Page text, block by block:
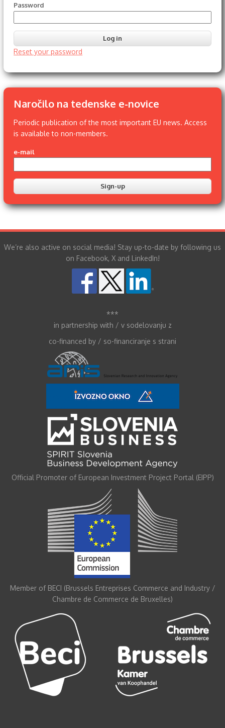
Password
Reset your password
Naročilo na tedenske e-novice
Periodic publication of the most important EU news. Access
is available to non-members.
e-mail
We’re also active on social media! Stay up-to-date by following us
on Facebook, X and LinkedIn!
***
in partnership with / v sodelovanju z
co-financed by / so-financiranje s strani
Official Promoter of European Investment Project Portal (EIPP)
Member of BECI (Brussels Entreprises Commerce and Industry /
Chambre de Commerce de Bruxelles)